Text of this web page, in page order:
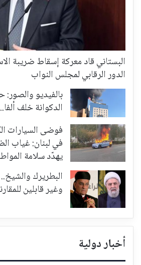
البستاني قاد معركة إسقاط ضريبة
الدور الرقابي لمجلس النواب
بالفيديو
الدكوانة خلف
فوضى السيارات
في لبنان: غياب
يهدّد سلامة
البطريرك
وغير قابلين
أخبار دولية